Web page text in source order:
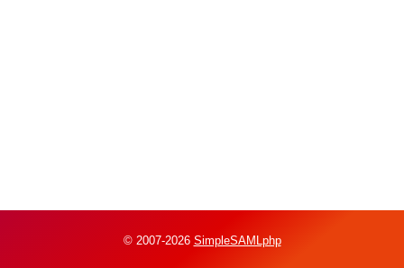
© 2007-2026 SimpleSAMLphp